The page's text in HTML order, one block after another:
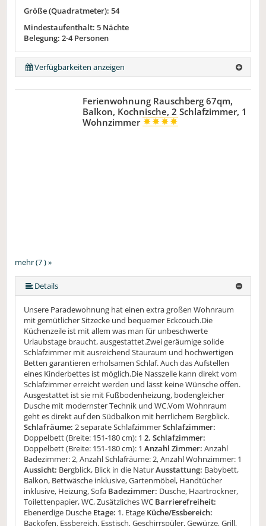
Größe (Quadratmeter): 54
Mindestaufenthalt: 5 Nächte
Belegung: 2-4 Personen
Verfügbarkeiten anzeigen
mehr (7 ) »
mehr (7 ) »
mehr (7 ) »
mehr (7 ) »
Ferienwohnung Rauschberg 67qm,
Balkon, Kochnische, 2 Schlafzimmer, 1
Wohnzimmer
Details
Unsere Paradewohnung hat einen extra großen Wohnraum
mit gemütlicher Sitzecke und bequemer Eckcouch.Die
Küchenzeile ist mit allem was man für unbeschwerte
Urlaubstage braucht, ausgestattet.Zwei geräumige solide
Schlafzimmer mit ausreichend Stauraum und hochwertigen
Betten garantieren erholsamen Schlaf. Auch das Aufstellen
eines Kinderbettes ist möglich.Die Nasszelle kann direkt vom
Schlafzimmer erreicht werden und lässt keine Wünsche offen.
Ausgestattet ist sie mit Fußbodenheizung, bodengleicher
Dusche mit modernster Technik und WC.Vom Wohnraum
geht es direkt auf den Südbalkon mit herrlichem Bergblick.
Schlafräume: 2 separate SchlafzimmerSchlafzimmer:
Doppelbett (Breite: 151-180 cm): 1 2. Schlafzimmer:
Doppelbett (Breite: 151-180 cm): 1 Anzahl Zimmer: Anzahl
Badezimmer: 2, Anzahl Schlafräume: 2, Anzahl Wohnzimmer: 1
Aussicht: Bergblick, Blick in die NaturAusstattung: Babybett,
Balkon, Bettwäsche inklusive, Gartenmöbel, Handtücher
inklusive, Heizung, Sofa Badezimmer: Dusche, Haartrockner,
Toilettenpapier, WC, Zusätzliches WC Barrierefreiheit:
Ebenerdige Dusche Etage: 1. Etage Küche/Essbereich:
Backofen, Essbereich, Esstisch, Geschirrspüler, Gewürze, Grill,